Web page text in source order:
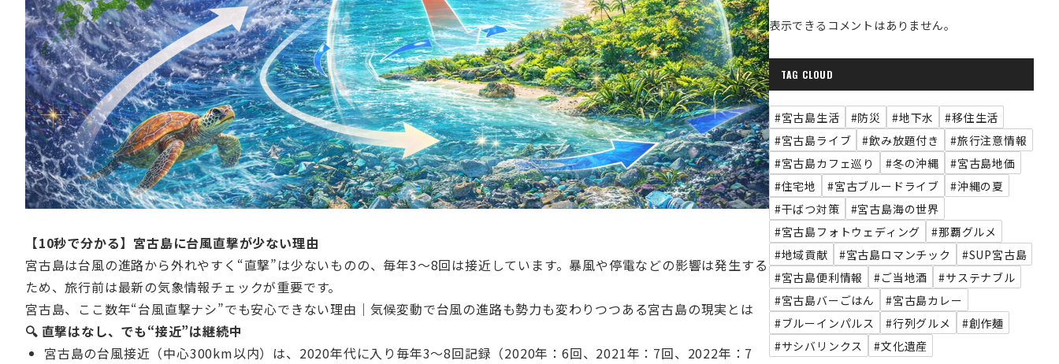
【10秒で分かる】宮古島に台風直撃が少ない理由
宮古島は台風の進路から外れやすく“直撃”は少ないものの、毎年3〜8回は接近しています。暴風や停電などの影響は発生する
ため、旅行前は最新の気象情報チェックが重要です。
宮古島、ここ数年“台風直撃ナシ”でも安心できない理由｜気候変動で台風の進路も勢力も変わりつつある宮古島の現実とは
🔍 直撃はなし、でも“接近”は継続中
宮古島の台風接近（中心300km以内）は、2020年代に入り毎年3～8回記録（2020年：6回、2021年：7回、2022年：7
表示できるコメントはありません。
TAG CLOUD
#宮古島生活 #防災 #地下水
#移住生活
#宮古島ライブ
#飲み放題付き
#旅行注意情報
#宮古島カフェ巡り
#冬の沖縄
#宮古島地価
#住宅地
#宮古ブルードライブ
#沖縄の夏
#干ばつ対策
#宮古島海の世界
#宮古島フォトウェディング
#那覇グルメ
#地域貢献
#宮古島ロマンチック
#SUP宮古島
#宮古島便利情報
#ご当地酒
#サステナブル
#宮古島バーごはん
#宮古島カレー
#ブルーインパルス
#行列グルメ
#創作麺
#サシバリンクス
#文化遺産